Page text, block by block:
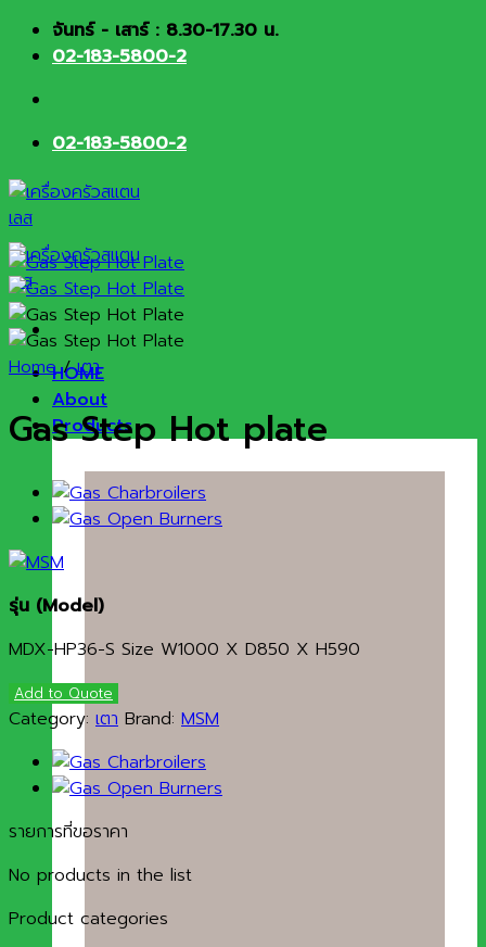
Skip จันทร์ - เสาร์ : 8.30-17.30 น.
02-183-5800-2
02-183-5800-2
HOME
About
Products
Home / เตา
Gas Step Hot plate
รุ่น (Model)
MDX-HP36-S Size W1000 X D850 X H590
Add to Quote
Category: เตา Brand: MSM
รายการที่ขอราคา
No products in the list
Product categories